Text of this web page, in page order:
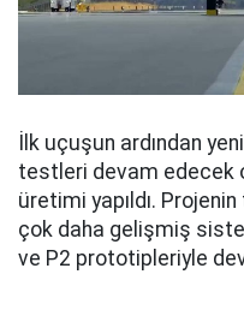
İlk uçuşun ardından
testleri devam edecek
üretimi yapıldı.
çok daha gelişmiş
ve P2 prototipleriyle